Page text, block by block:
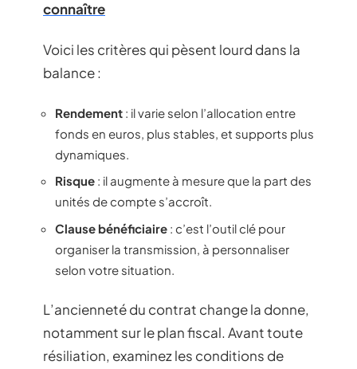
connaître
Voici les critères qui pèsent lourd dans la
balance :
Rendement : il varie selon l’allocation entre
fonds en euros, plus stables, et supports plus
dynamiques.
Risque : il augmente à mesure que la part des
unités de compte s’accroît.
Clause bénéficiaire : c’est l’outil clé pour
organiser la transmission, à personnaliser
selon votre situation.
L’ancienneté du contrat change la donne,
notamment sur le plan fiscal. Avant toute
résiliation, examinez les conditions de